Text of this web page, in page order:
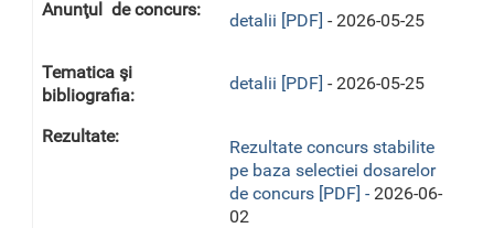
detalii [PDF] - 2026-05-25
detalii [PDF] - 2026-05-25
Rezultate concurs stabilite
pe baza selectiei dosarelor
de concurs [PDF] - 2026-06-
02